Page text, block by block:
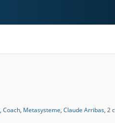
, Coach, Metasysteme, Claude Arribas, 2